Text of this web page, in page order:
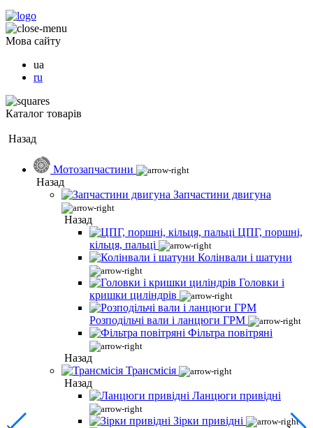
Мова сайту
ua
ru
Каталог товарів
Назад
Мотозапчастини
Назад
Запчастини двигуна
Назад
ЦПГ, поршні,
кільця, пальці
Колінвали і шатуни
Головки і
кришки циліндрів
Розподільчі вали і ланцюги ГРМ
Фільтра повітряні
Назад
Трансмісія
Назад
Ланцюги привідні
Зірки привідні